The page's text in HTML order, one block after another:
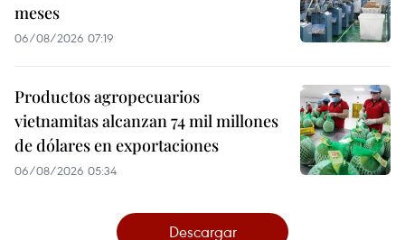
meses
06/08/2026 07:19
Productos agropecuarios
vietnamitas alcanzan 74 mil millones
de dólares en exportaciones
06/08/2026 05:34
Descargar